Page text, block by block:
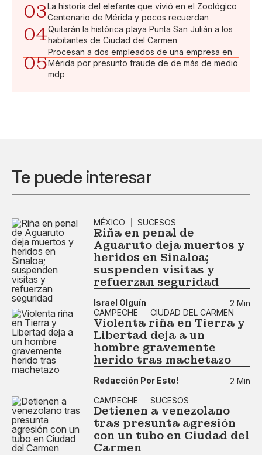
03La historia del elefante que vivió en el Zoológico
Centenario de Mérida y pocos recuerdan
04Quitarán la histórica playa Punta San Julián a los
habitantes de Ciudad del Carmen
05
Procesan a dos empleados de una empresa en
Mérida por presunto fraude de de más de medio
mdp
Te puede interesar
MÉXICO SUCESOS
Riña en penal de
Aguaruto deja muertos y
heridos en Sinaloa;
suspenden visitas y
refuerzan seguridad
Israel Olguín
2 Min
CAMPECHE
CIUDAD DEL CARMEN
Violenta riña en Tierra y
Libertad deja a un
hombre gravemente
herido tras machetazo
Redacción Por Esto!
2 Min
CAMPECHE
SUCESOS
Detienen a venezolano
tras presunta agresión
con un tubo en Ciudad del
Carmen